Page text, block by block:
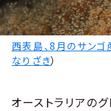
西表島、8月のサン
なりざき）
オーストラリアの